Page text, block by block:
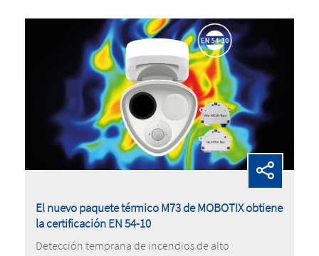
El nuevo paquete térmico M73 de MOBOTIX obtiene
la certificación EN 54-10
Detección temprana de incendios de alto